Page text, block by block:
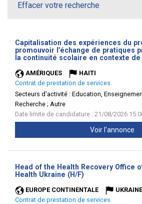
Effacer votre recherche
Capitalisation des expériences du
promouvoir l’échange de pratiques
la continuité scolaire en contexte de
AMÉRIQUES
HAITI
Contrat de prestation de services
Secteurs d'activité : Education,
Recherche ; Autre
Date limite de candidature : 21/08/2026
Voir l'annonce
Head of the Health Recovery Office
Health Ukraine (H/F)
EUROPE CONTINENTALE UKRAINE
Contrat de prestation de services